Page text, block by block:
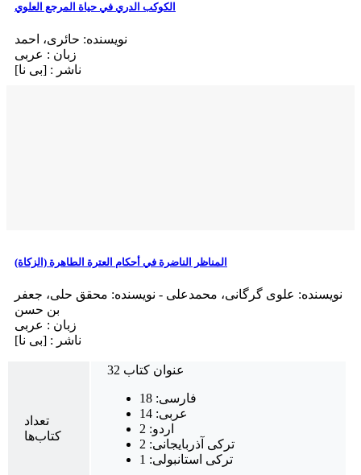
الکوکب الدري في حیاة المرجع العلوي
نویسنده: حائری، احمد
زبان : عربی
ناشر : [بی‌ نا]
المناظر الناضرة في أحکام العترة الطاهرة (الزکاة)
نویسنده: علوی گرگانی، محمدعلی - نویسنده: محقق حلی، جعفر
بن حسن
زبان : عربی
ناشر : [بی‌ نا]
تعداد
کتاب‌ها
32 عنوان کتاب
فارسی: 18
عربی: 14
اردو: 2
ترکی آذربایجانی: 2
ترکی استانبولی: 1